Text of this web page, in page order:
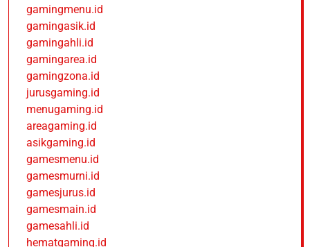
gamingmenu.id
gamingasik.id
gamingahli.id
gamingarea.id
gamingzona.id
jurusgaming.id
menugaming.id
areagaming.id
asikgaming.id
gamesmenu.id
gamesmurni.id
gamesjurus.id
gamesmain.id
gamesahli.id
hematgaming.id